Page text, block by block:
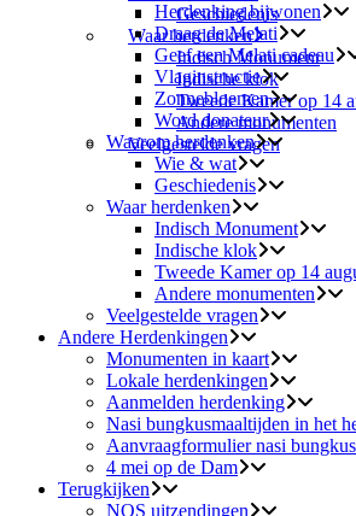
Geschiedenis
Waar herdenken
Indisch Monument
Indische klok
Tweede Kamer op 14
Andere monumenten
Veelgestelde vragen
Herdenking bijwonen
Draag de Melati
Geef een Melati cadeau
Vlaginstructie
Zonnebloemen
Word donateur
Waarom herdenken
Wie & wat
Geschiedenis
Waar herdenken
Indisch Monument
Indische klok
Tweede Kamer op 14
Andere monumenten
Veelgestelde vragen
Andere Herdenkingen
Monumenten in kaart
Lokale herdenkingen
Aanmelden herdenking
Nasi bungkusmaaltijden in het
Aanvraagformulier nasi
4 mei op de Dam
Terugkijken
NOS uitzendingen